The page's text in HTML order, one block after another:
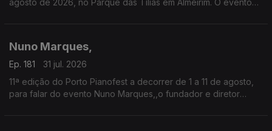
agosto de 2026, no Parque das Tílias em Almeirim. O evento
O grão-confrade Luís Manso da Confraria Gastronómica de
Almeirim fala sobre este símbolo da gastronomia.
Nuno Marques,
Ep. 181
31 jul. 2026
11ª edição do Porto Pianofest a decorrer de 1 a 11 de agosto,
para falar do evento Nuno Marques,,o fundador e diretor